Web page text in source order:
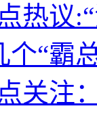
热议
个“霸
关注